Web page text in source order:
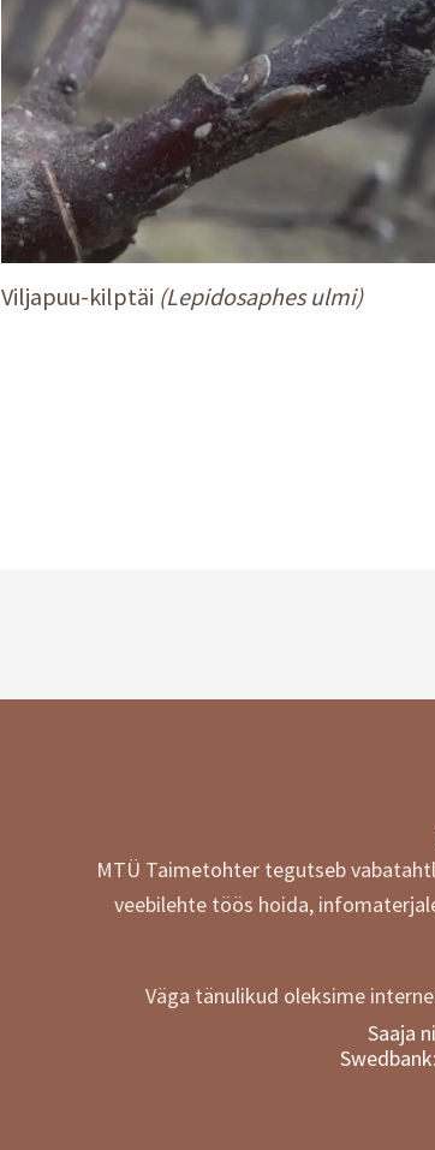
Viljapuu-kilptäi (Lepidosaphes ulmi)
MTÜ Taimetohter tegutseb
veebilehte töös hoida,
Väga tänulikud oleksime
Saaja